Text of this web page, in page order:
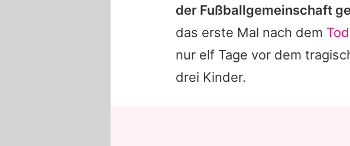
der Fußballgemeinschaft
das erste Mal nach dem
nur elf Tage vor dem
drei Kinder.